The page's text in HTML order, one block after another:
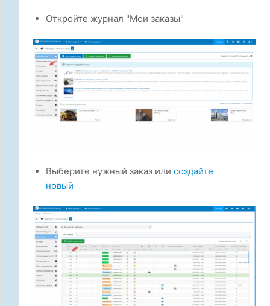
Откройте журнал "Мои заказы"
Выберите нужный заказ или создайте
новый